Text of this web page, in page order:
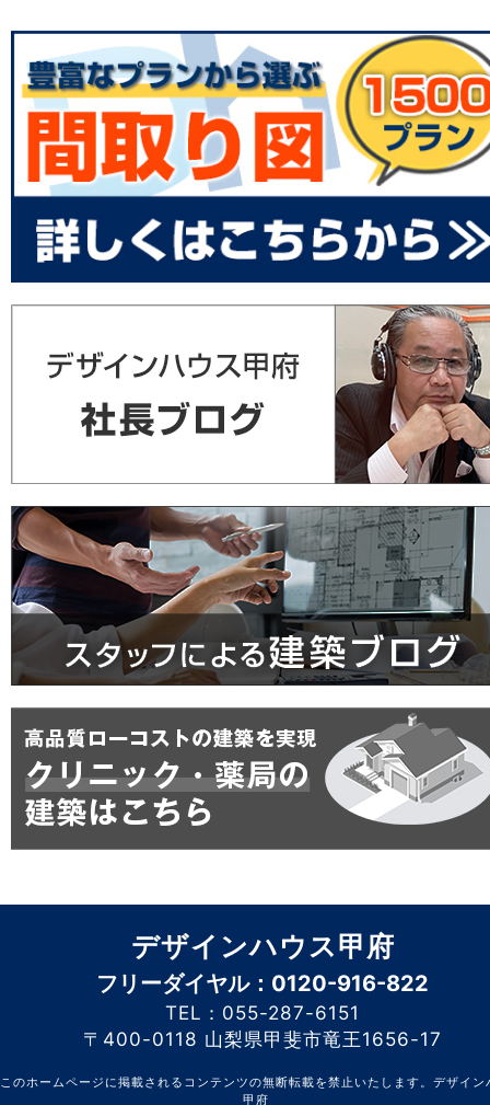
デザインハウス甲府
フリーダイヤル：0120-916-822
TEL：055-287-6151
〒400-0118 山梨県甲斐市竜王1656-17
このホームページに掲載されるコンテンツの無断転載を禁止いたします。デザイン
甲府